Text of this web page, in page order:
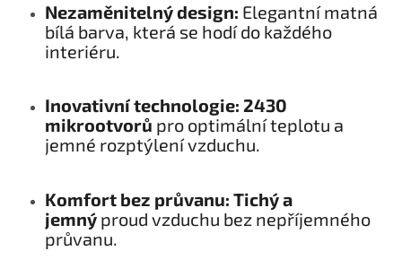
Nezaměnitelný design: Elegantní matná
bílá barva, která se hodí do každého
interiéru.
Inovativní technologie: 2430
mikrootvorů pro optimální teplotu a
jemné rozptýlení vzduchu.
Komfort bez průvanu: Tichý a
jemný proud vzduchu bez nepříjemného
průvanu.